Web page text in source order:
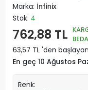
Marka: İnfinix
Stok: 4
762,88 TL
63,57 TL 'den
En geç 10 Ağustos
Renk: